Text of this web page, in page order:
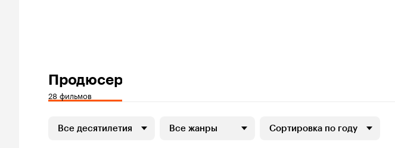
Продюсер
28 фильмов
Все десятилетия Все жанры Сортировка по году